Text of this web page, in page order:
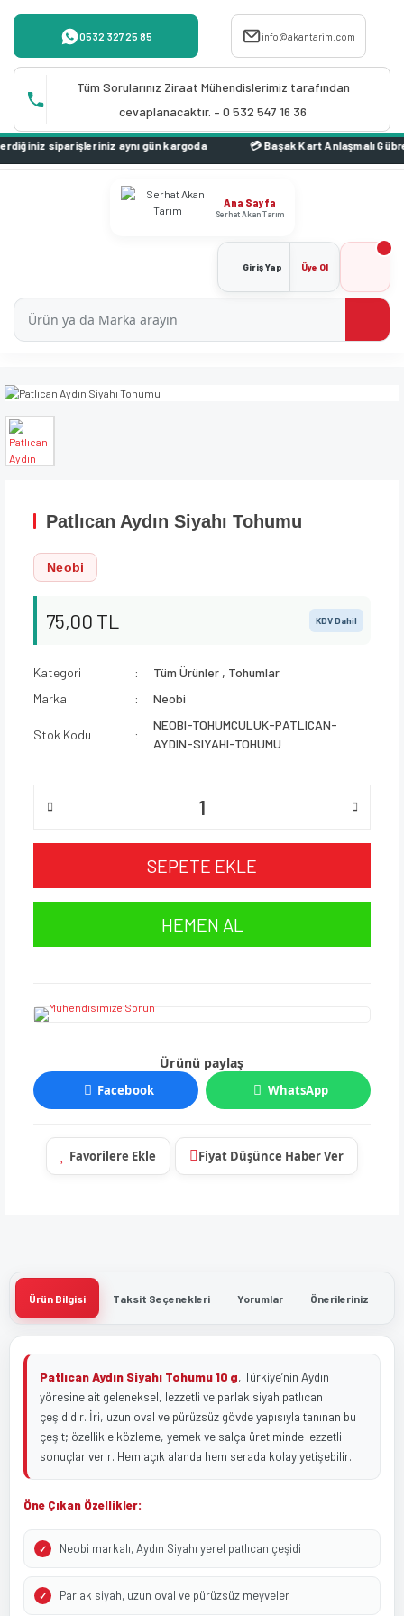
0532 327 25 85 info@akantarim.com
Tüm Sorularınız Ziraat Mühendislerimiz tarafından
cevaplanacaktır. – 0 532 547 16 36
siparişleriniz aynı gün kargoda
Ana Sayfa
Serhat Akan Tarım
Giriş Yap Üye Ol
Patlıcan Aydın Siyahı Tohumu
Neobi
75,00 TL KDV Dahil
Kategori Tüm Ürünler , Tohumlar
Marka
Neobi
Stok Kodu
NEOBI-TOHUMCULUK-PATLICAN-
AYDIN-SIYAHI-TOHUMU
SEPETE EKLE
HEMEN AL
Ürünü paylaş
Facebook WhatsApp
Fiyat Düşünce Haber Ver
Ürün Bilgisi Taksit Seçenekleri Yorumlar Önerileriniz
Patlıcan Aydın Siyahı Tohumu 10 g, Türkiye’nin Aydın
yöresine ait geleneksel, lezzetli ve parlak siyah patlıcan
çeşididir. İri, uzun oval ve pürüzsüz gövde yapısıyla tanınan bu
çeşit; özellikle közleme, yemek ve salça üretiminde lezzetli
sonuçlar verir. Hem açık alanda hem serada kolay yetişebilir.
Öne Çıkan Özellikler:
Neobi markalı, Aydın Siyahı yerel patlıcan çeşidi
Parlak siyah, uzun oval ve pürüzsüz meyveler